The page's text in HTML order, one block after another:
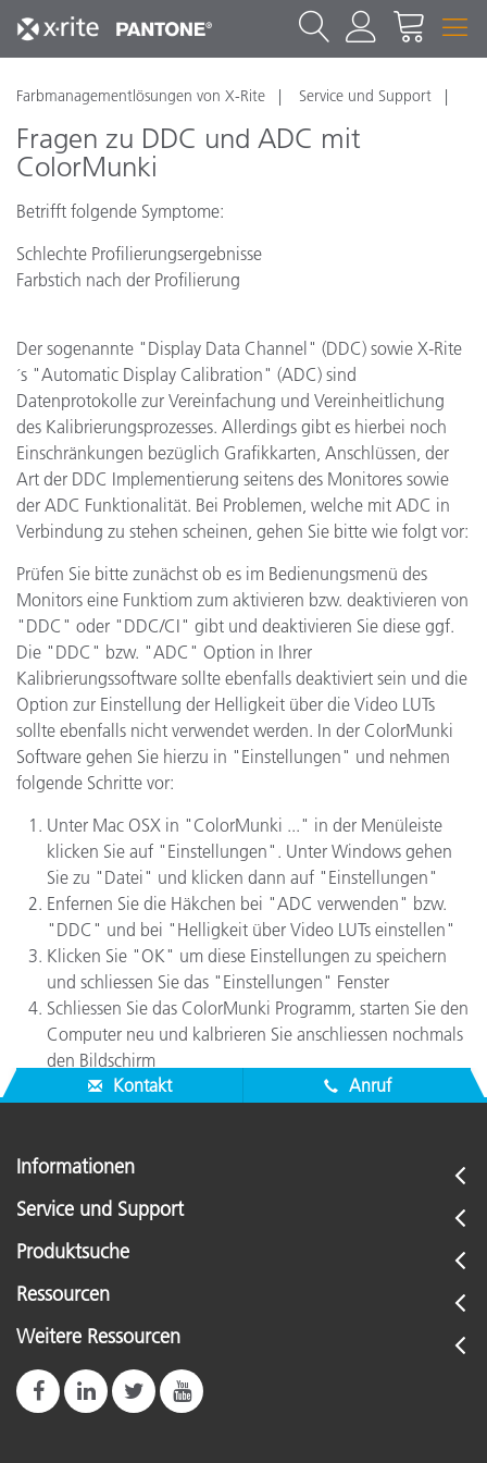
Farbmanagementlösungen von X-Rite Service und Support
Fragen zu DDC und ADC mit
ColorMunki
Betrifft folgende Symptome:
Schlechte Profilierungsergebnisse
Farbstich nach der Profilierung
Der sogenannte "Display Data Channel" (DDC) sowie X-Rite
´s "Automatic Display Calibration" (ADC) sind
Datenprotokolle zur Vereinfachung und Vereinheitlichung
des Kalibrierungsprozesses. Allerdings gibt es hierbei noch
Einschränkungen bezüglich Grafikkarten, Anschlüssen, der
Art der DDC Implementierung seitens des Monitores sowie
der ADC Funktionalität. Bei Problemen, welche mit ADC in
Verbindung zu stehen scheinen, gehen Sie bitte wie folgt vor:
Prüfen Sie bitte zunächst ob es im Bedienungsmenü des
Monitors eine Funktiom zum aktivieren bzw. deaktivieren von
"DDC" oder "DDC/CI" gibt und deaktivieren Sie diese ggf.
Die "DDC" bzw. "ADC" Option in Ihrer
Kalibrierungssoftware sollte ebenfalls deaktiviert sein und die
Option zur Einstellung der Helligkeit über die Video LUTs
sollte ebenfalls nicht verwendet werden. In der ColorMunki
Software gehen Sie hierzu in "Einstellungen" und nehmen
folgende Schritte vor:
Unter Mac OSX in "ColorMunki ..." in der Menüleiste
klicken Sie auf "Einstellungen". Unter Windows gehen
Sie zu "Datei" und klicken dann auf "Einstellungen"
Enfernen Sie die Häkchen bei "ADC verwenden" bzw.
"DDC" und bei "Helligkeit über Video LUTs einstellen"
Klicken Sie "OK" um diese Einstellungen zu speichern
und schliessen Sie das "Einstellungen" Fenster
Schliessen Sie das ColorMunki Programm, starten Sie den
Computer neu und kalbrieren Sie anschliessen nochmals
den Bildschirm
Kontakt
Anruf
Informationen
Service und Support
Produktsuche
Ressourcen
Weitere Ressourcen